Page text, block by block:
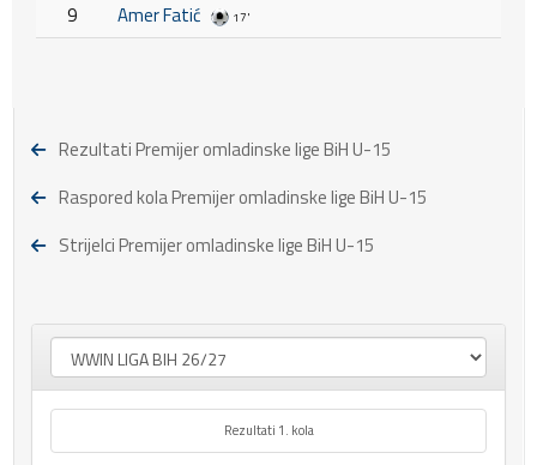
9
Amer Fatić 17'
Rezultati Premijer omladinske lige BiH U-15
Raspored kola Premijer omladinske lige BiH U-15
Strijelci Premijer omladinske lige BiH U-15
Rezultati 1. kola